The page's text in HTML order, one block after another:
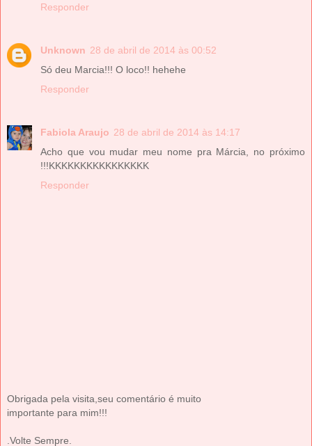
Responder
Unknown 28 de abril de 2014 às 00:52
Só deu Marcia!!! O loco!! hehehe
Responder
Fabiola Araujo 28 de abril de 2014 às 14:17
Acho que vou mudar meu nome pra Márcia, no próximo
!!!KKKKKKKKKKKKKKKK
Responder
Obrigada pela visita,seu comentário é muito
importante para mim!!!
.Volte Sempre.